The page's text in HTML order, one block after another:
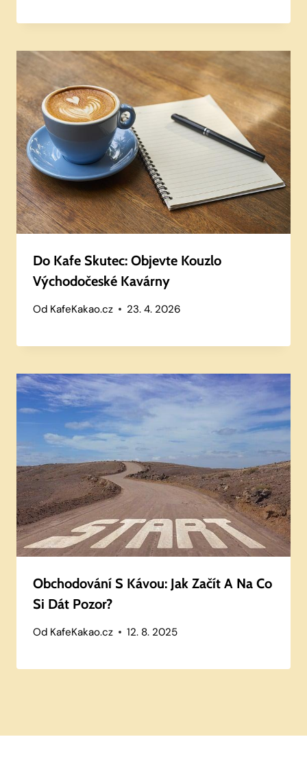
Do Kafe Skutec: Objevte Kouzlo
Východočeské Kavárny
Od KafeKakao.cz 23. 4. 2026
Obchodování S Kávou: Jak Začít A Na Co
Si Dát Pozor?
Od KafeKakao.cz 12. 8. 2025